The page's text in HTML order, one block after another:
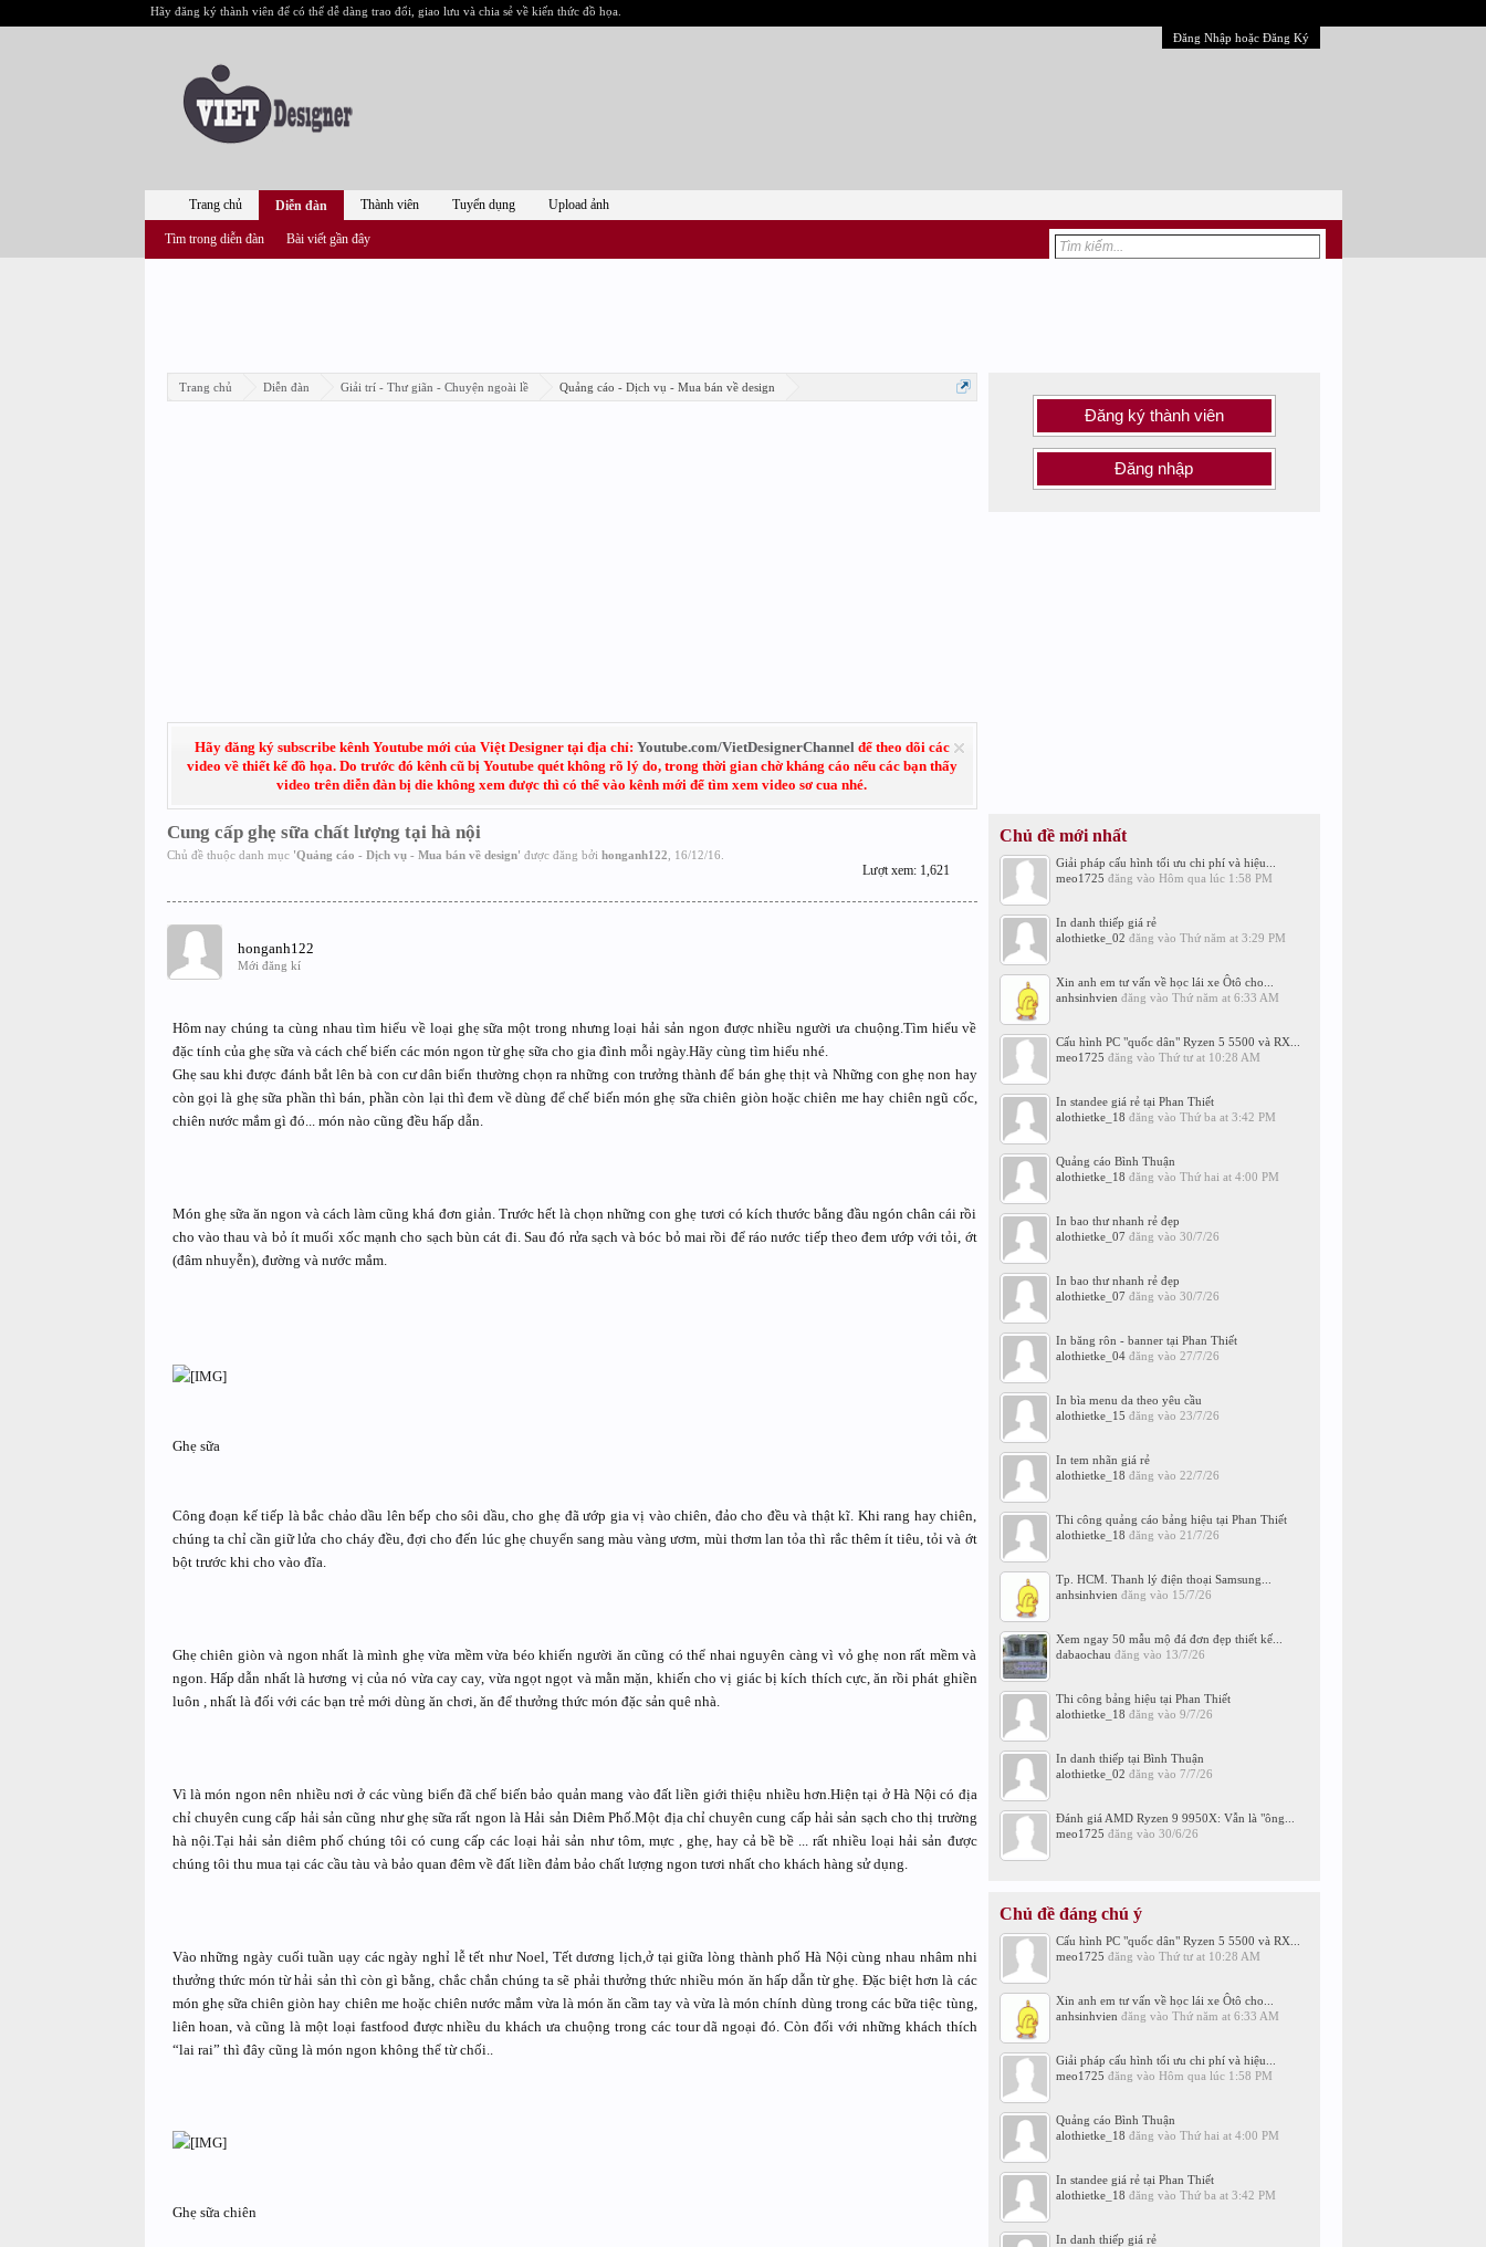
Hãy đăng ký thành viên để có thể dễ dàng trao đổi, giao lưu và chia sẻ về kiến thức đồ họa.
Đăng Nhập hoặc Đăng Ký
Trang chủ Diễn đàn Giải trí - Thư giãn - Chuyện ngoài lề Quảng cáo - Dịch vụ - Mua bán về design
Hãy đăng ký subscribe kênh Youtube mới của Việt Designer tại địa chỉ: Youtube.com/VietDesignerChannelđể theo dõi các
video về thiết kế đồ họa. Do trước đó kênh cũ bị Youtube quét không rõ lý do, trong thời gian chờ kháng cáo nếu các bạn thấy
video trên diễn đàn bị die không xem được thì có thể vào kênh mới để tìm xem video sơ cua nhé.
Cung cấp ghẹ sữa chất lượng tại hà nội
Chủ đề thuộc danh mục 'Quảng cáo - Dịch vụ - Mua bán về design' được đăng bởi honganh122 16/12/16
Lượt xem: 1,621
honganh122
Mới đăng kí
Hôm nay chúng ta cùng nhau tìm hiểu về loại ghẹ sữa một trong nhưng loại hải sản ngon được nhiều người ưa chuộng.Tìm hiểu về
đặc tính của ghẹ sữa và cách chế biến các món ngon từ ghẹ sữa cho gia đình mỗi ngày.Hãy cùng tìm hiểu nhé.
Ghẹ sau khi được đánh bắt lên bà con cư dân biển thường chọn ra những con trưởng thành để bán ghẹ thịt và Những con ghẹ non hay
còn gọi là ghẹ sữa phần thì bán, phần còn lại thì đem về dùng để chế biến món ghẹ sữa chiên giòn hoặc chiên me hay chiên ngũ cốc,
chiên nước mắm gì đó... món nào cũng đều hấp dẫn.
Món ghẹ sữa ăn ngon và cách làm cũng khá đơn giản. Trước hết là chọn những con ghẹ tươi có kích thước bằng đầu ngón chân cái rồi
cho vào thau và bỏ ít muối xốc mạnh cho sạch bùn cát đi. Sau đó rửa sạch và bóc bỏ mai rồi để ráo nước tiếp theo đem ướp với tỏi, ớt
(đâm nhuyễn), đường và nước mắm.
Ghẹ sữa
Công đoạn kế tiếp là bắc chảo dầu lên bếp cho sôi dầu, cho ghẹ đã ướp gia vị vào chiên, đảo cho đều và thật kĩ. Khi rang hay chiên,
chúng ta chỉ cần giữ lửa cho cháy đều, đợi cho đến lúc ghẹ chuyển sang màu vàng ươm, mùi thơm lan tỏa thì rắc thêm ít tiêu, tỏi và ớt
bột trước khi cho vào đĩa.
Ghẹ chiên giòn và ngon nhất là mình ghẹ vừa mềm vừa béo khiến người ăn cũng có thể nhai nguyên càng vì vỏ ghẹ non rất mềm và
ngon. Hấp dẫn nhất là hương vị của nó vừa cay cay, vừa ngọt ngọt và mằn mặn, khiến cho vị giác bị kích thích cực, ăn rồi phát ghiền
luôn , nhất là đối với các bạn trẻ mới dùng ăn chơi, ăn để thưởng thức món đặc sản quê nhà.
Vì là món ngon nên nhiều nơi ở các vùng biển đã chế biến bảo quản mang vào đất liền giới thiệu nhiều hơn.Hiện tại ở Hà Nội có địa
chỉ chuyên cung cấp hải sản cũng như ghẹ sữa rất ngon là Hải sản Diêm Phố.Một địa chỉ chuyên cung cấp hải sản sạch cho thị trường
hà nội.Tại hải sản diêm phố chúng tôi có cung cấp các loại hải sản như tôm, mực , ghẹ, hay cả bề bề ... rất nhiều loại hải sản được
chúng tôi thu mua tại các cầu tàu và bảo quan đêm về đất liền đảm bảo chất lượng ngon tươi nhất cho khách hàng sử dụng.
Vào những ngày cuối tuần uạy các ngày nghỉ lễ tết như Noel, Tết dương lịch,ở tại giữa lòng thành phố Hà Nội cùng nhau nhâm nhi
thưởng thức món từ hải sản thì còn gì bằng, chắc chắn chúng ta sẽ phải thưởng thức nhiều món ăn hấp dẫn từ ghẹ. Đặc biệt hơn là các
món ghẹ sữa chiên giòn hay chiên me hoặc chiên nước mắm vừa là món ăn cầm tay và vừa là món chính dùng trong các bữa tiệc tùng,
liên hoan, và cũng là một loại fastfood được nhiều du khách ưa chuộng trong các tour dã ngoại đó. Còn đối với những khách thích
“lai rai” thì đây cũng là món ngon không thể từ chối..
Ghẹ sữa chiên
Đăng ký thành viên
Đăng nhập
Chủ đề mới nhất
Giải pháp cấu hình tối ưu chi phí và hiệu...
meo1725 đăng vào Hôm qua lúc 1:58 PM
In danh thiếp giá rẻ
alothietke_02 đăng vào Thứ năm at 3:29 PM
Xin anh em tư vấn về học lái xe Ôtô cho...
anhsinhvien đăng vào Thứ năm at 6:33 AM
Cấu hình PC "quốc dân" Ryzen 5 5500 và RX...
meo1725 đăng vào Thứ tư at 10:28 AM
In standee giá rẻ tại Phan Thiết
alothietke_18 đăng vào Thứ ba at 3:42 PM
Quảng cáo Bình Thuận
alothietke_18 đăng vào Thứ hai at 4:00 PM
In bao thư nhanh rẻ đẹp
alothietke_07 đăng vào 30/7/26
In bao thư nhanh rẻ đẹp
alothietke_07 đăng vào 30/7/26
In băng rôn - banner tại Phan Thiết
alothietke_04đăng vào 27/7/26
In bìa menu da theo yêu cầu
alothietke_15 đăng vào 23/7/26
In tem nhãn giá rẻ
alothietke_18 đăng vào 22/7/26
Thi công quảng cáo bảng hiệu tại Phan Thiết
alothietke_18 đăng vào 21/7/26
Tp. HCM. Thanh lý điện thoại Samsung...
anhsinhvien đăng vào 15/7/26
Xem ngay 50 mẫu mộ đá đơn đẹp thiết kế...
dabaochau đăng vào 13/7/26
Thi công bảng hiệu tại Phan Thiết
alothietke_18 đăng vào 9/7/26
In danh thiếp tại Bình Thuận
alothietke_02 đăng vào 7/7/26
Đánh giá AMD Ryzen 9 9950X: Vẫn là "ông...
meo1725 đăng vào 30/6/26
Chủ đề đáng chú ý
Cấu hình PC "quốc dân" Ryzen 5 5500 và RX...
meo1725 đăng vào Thứ tư at 10:28 AM
Xin anh em tư vấn về học lái xe Ôtô cho...
anhsinhvien đăng vào Thứ năm at 6:33 AM
Giải pháp cấu hình tối ưu chi phí và hiệu...
meo1725 đăng vào Hôm qua lúc 1:58 PM
Quảng cáo Bình Thuận
alothietke_18 đăng vào Thứ hai at 4:00 PM
In standee giá rẻ tại Phan Thiết
alothietke_18 đăng vào Thứ ba at 3:42 PM
In danh thiếp giá rẻ
Trang chủ Diễn đàn
Tìm trong diễn đàn Bài viết gần đây
Thành viên Tuyển dụng Upload ảnh